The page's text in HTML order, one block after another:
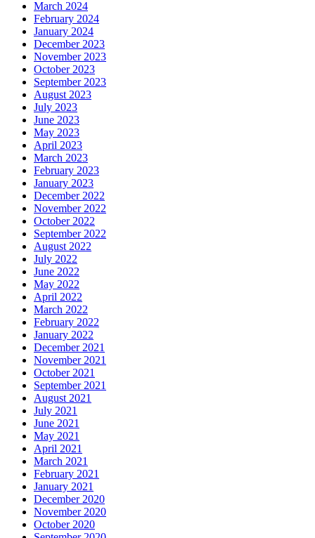
March 2024
February 2024
January 2024
December 2023
November 2023
October 2023
September 2023
August 2023
July 2023
June 2023
May 2023
April 2023
March 2023
February 2023
January 2023
December 2022
November 2022
October 2022
September 2022
August 2022
July 2022
June 2022
May 2022
April 2022
March 2022
February 2022
January 2022
December 2021
November 2021
October 2021
September 2021
August 2021
July 2021
June 2021
May 2021
April 2021
March 2021
February 2021
January 2021
December 2020
November 2020
October 2020